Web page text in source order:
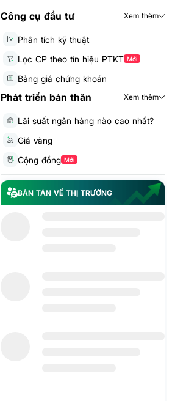
Công cụ đầu tư Xem thêm
Phân tích kỹ thuật
Lọc CP theo tín hiệu PTKT Mới
Bảng giá chứng khoán
Phát triển bản thân Xem thêm
Lãi suất ngân hàng nào cao nhất?
Giá vàng
Cộng đồng Mới
BÀN TÁN VỀ THỊ TRƯỜNG